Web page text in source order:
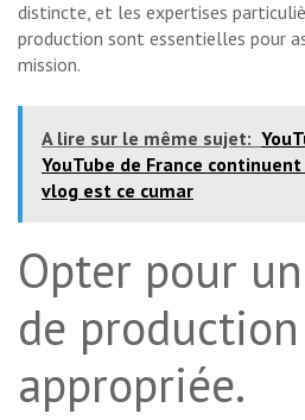
distincte, et les expertises
production sont essentielles pour
mission.
A lire sur le même sujet:
YouTube de France
vlog est ce cumar
Opter pour
de production
appropriée.